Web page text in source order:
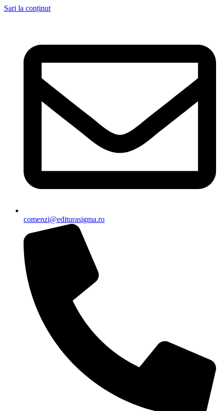
Sari la conținut
comenzi@editurasigma.ro